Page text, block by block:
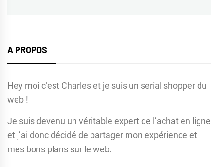
A PROPOS
Hey moi c’est Charles et je suis un serial shopper du
web !
Je suis devenu un véritable expert de l’achat en ligne
et j’ai donc décidé de partager mon expérience et
mes bons plans sur le web.